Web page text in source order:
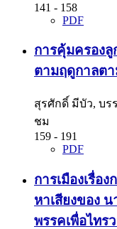
141 - 158
PDF
การคุ้มครองลู
ตามฤดูกาลต
สุรศักดิ์ มีบัว, บร
ชม
159 - 191
PDF
การเมืองเรื่อ
หาเสียงของ
พรรคเพื่อไทร